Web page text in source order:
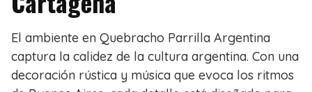
El ambiente en Quebracho Parrilla Argentina
captura la calidez de la cultura argentina. Con una
decoración rústica y música que evoca los ritmos